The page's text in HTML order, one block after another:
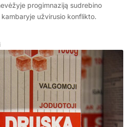
progimnaziją sudrebino
užvirusio konflikto.